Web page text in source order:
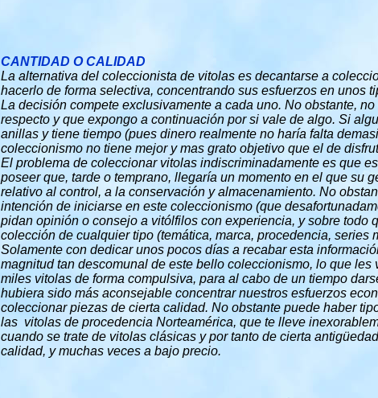
CANTIDAD O CALIDAD
La alternativa del coleccionista de vitolas es decantarse a
hacerlo de forma selectiva, concentrando sus esfuerzos en unos
La decisión compete exclusivamente a cada uno. No obstante,
respecto y que expongo a continuación por si vale de algo. Si
anillas y tiene tiempo (pues dinero realmente no haría falta
coleccionismo no tiene mejor y mas grato objetivo que el de
El problema de coleccionar vitolas indiscriminadamente es que
poseer que, tarde o temprano, llegaría un momento en el que su
relativo al control, a la conservación y almacenamiento. No
intención de iniciarse en este coleccionismo (que
pidan opinión o consejo a vitólfilos con experiencia, y sobre todo
colección de cualquier tipo (temática, marca, procedencia, series
Solamente con dedicar unos pocos días a recabar esta
magnitud tan descomunal de este bello coleccionismo, lo que les
miles vitolas de forma compulsiva, para al cabo de un tiempo
hubiera sido más aconsejable concentrar nuestros esfuerzos
coleccionar piezas de cierta calidad. No obstante puede haber
las vitolas de procedencia Norteamérica, que te lleve
cuando se trate de vitolas clásicas y por tanto de cierta
calidad, y muchas veces a bajo precio.